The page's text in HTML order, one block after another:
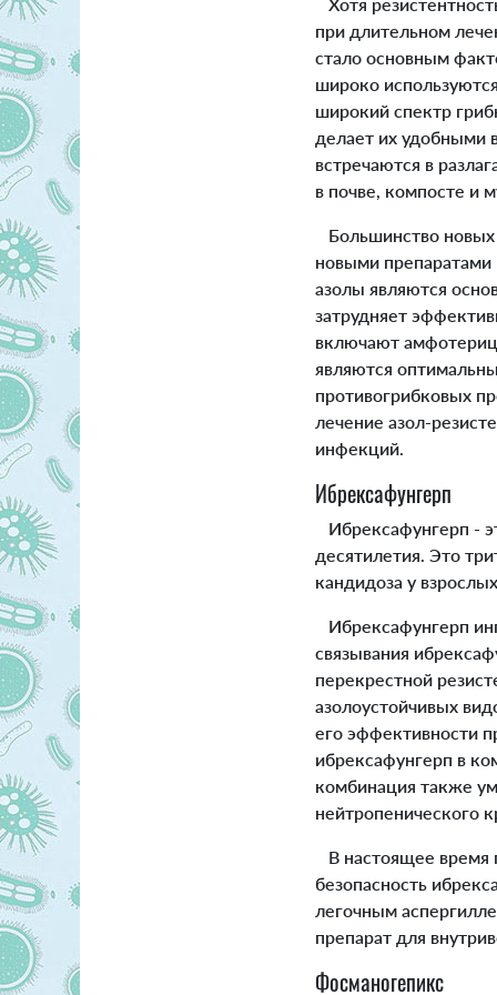
при длительном
стало основным
широко
широкий спектр
делает их удобными
встречаются в
в почве, компосте и
Большинство новых
новыми препаратами
азолы являются
затрудняет
включают
являются
противогрибковых
лечение азол-
инфекций.
Ибрексафунгерп
Ибрексафунгерп -
десятилетия. Это
кандидоза у
Ибрексафунгерп
связывания
перекрестной
азолоустойчивых
его эффективности
ибрексафунгерп в
комбинация также
нейтропенического
В настоящее время
безопасность
легочным
препарат для
Фосманогепикс